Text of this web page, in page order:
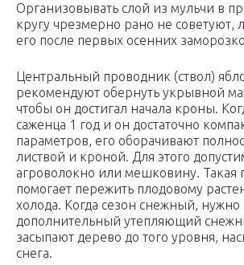
Организовывать слой из мульчи в
кругу чрезмерно рано не советуют,
его после первых осенних
Центральный проводник (ствол)
рекомендуют обернуть укрывной
чтобы он достигал начала кроны.
саженца 1 год и он достаточно
параметров, его оборачивают
листвой и кроной. Для этого
агроволокно или мешковину. Такая
помогает пережить плодовому
холода. Когда сезон снежный, нужно
дополнительный утепляющий
засыпают дерево до того уровня,
снега.